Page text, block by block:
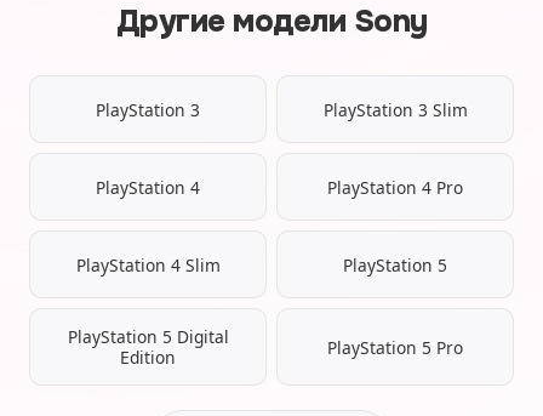
Другие модели Sony
PlayStation 3 PlayStation 3 Slim
PlayStation 4 PlayStation 4 Pro
PlayStation 4 Slim PlayStation 5
PlayStation 5 Digital
Edition
PlayStation 5 Pro